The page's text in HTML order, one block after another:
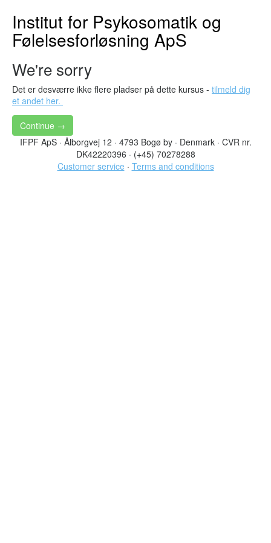
Institut for Psykosomatik og
Følelsesforløsning ApS
We're sorry
Det er desværre ikke flere pladser på dette kursus - tilmeld dig
et andet her.
Continue →
IFPF ApS · Ålborgvej 12 · 4793 Bogø by· Denmark · CVR nr.
DK42220396 · (+45) 70278288
Customer service · Terms and conditions